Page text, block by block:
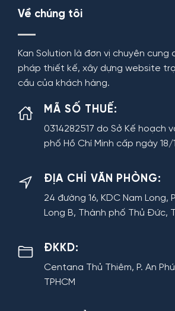
Về chúng tôi
Kan Solution là đơn vị chuyên cung
pháp thiết kế, xây dựng website
cầu của khách hàng.
MÃ SỐ THUẾ:
0314282517 do Sở Kế hoạch
phố Hồ Chí Minh cấp ngày 18/
ĐỊA CHỈ VĂN PHÒNG:
24 đường 16, KDC Nam Long,
Long B, Thành phố Thủ Đức,
ĐKKD:
Centana Thủ Thiêm, P. An
TPHCM